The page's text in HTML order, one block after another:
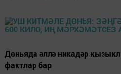
Дөньяда әллә никадәр
фактлар бар